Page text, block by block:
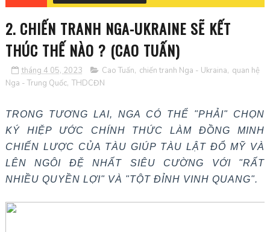
2. CHIẾN TRANH NGA-UKRAINE SẼ KẾT
THÚC THẾ NÀO ? (CAO TUẤN)
tháng 4 05, 2023 Cao Tuấn, chiến tranh Nga - Ukraina, quan hệ
Nga - Trung Quốc, THDCĐN
TRONG TƯƠNG LAI, NGA CÓ THỂ "PHẢI" CHỌN
KÝ HIỆP ƯỚC CHÍNH THỨC LÀM ĐỒNG MINH
CHIẾN LƯỢC CỦA TÀU GIÚP TÀU LẬT ĐỔ MỸ VÀ
LÊN NGÔI ĐỆ NHẤT SIÊU CƯỜNG VỚI "RẤT
NHIỀU QUYỀN LỢI" VÀ "TỘT ĐỈNH VINH QUANG".